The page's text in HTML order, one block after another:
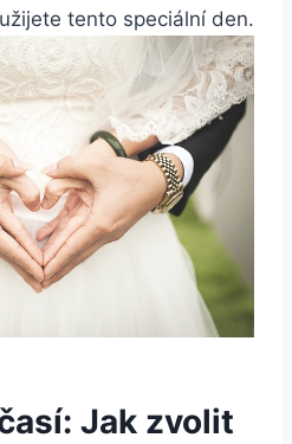
tento speciální‍ den.
Jak zvolit